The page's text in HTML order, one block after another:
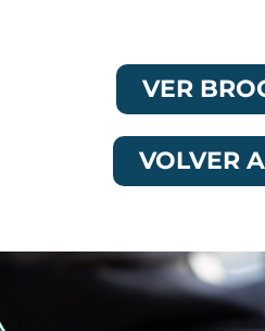
VER
VOLVER